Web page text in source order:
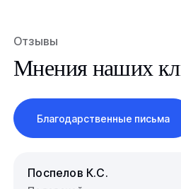
Отзывы
Мнения наших
Благодарственные письма
Поспелов К.С.